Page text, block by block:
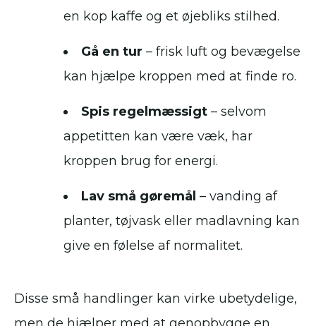
en kop kaffe og et øjebliks stilhed.
Gå en tur – frisk luft og bevægelse
kan hjælpe kroppen med at finde ro.
Spis regelmæssigt – selvom
appetitten kan være væk, har
kroppen brug for energi.
Lav små gøremål – vanding af
planter, tøjvask eller madlavning kan
give en følelse af normalitet.
Disse små handlinger kan virke ubetydelige,